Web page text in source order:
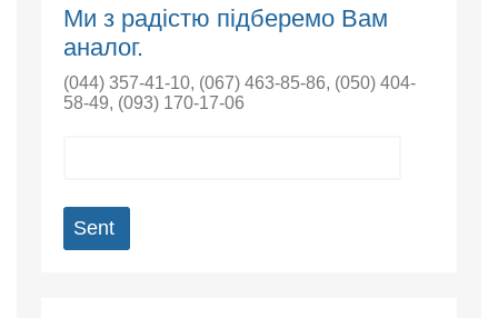
Ми з радістю підберемо Вам
аналог.
(044) 357-41-10, (067) 463-85-86, (050) 404-
58-49, (093) 170-17-06
Sent